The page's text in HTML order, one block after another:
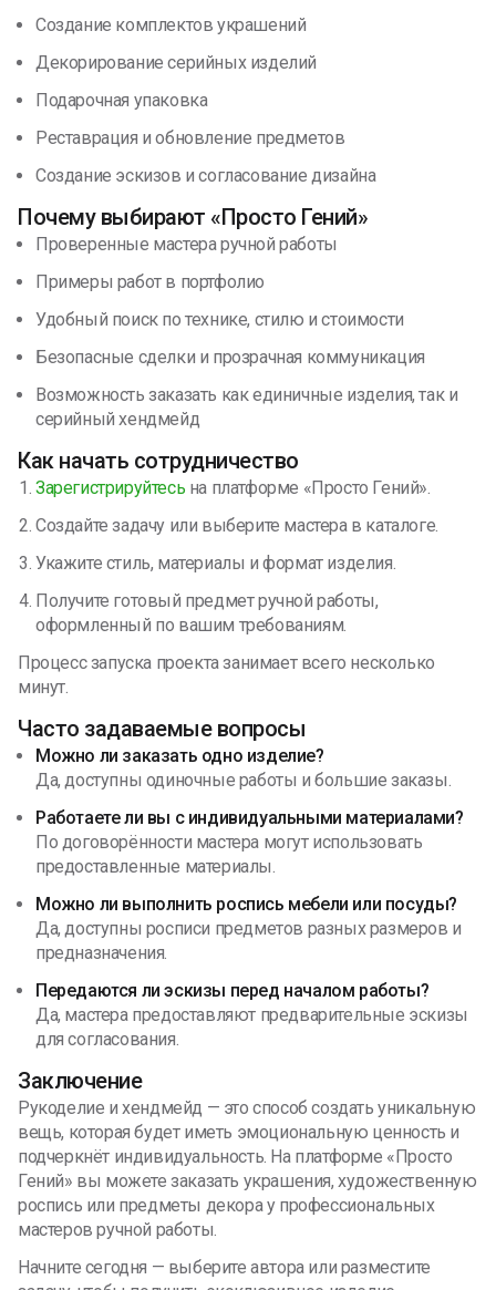
Создание комплектов украшений
Декорирование серийных изделий
Подарочная упаковка
Реставрация и обновление предметов
Создание эскизов и согласование дизайна
Почему выбирают «Просто Гений»
Проверенные мастера ручной работы
Примеры работ в портфолио
Удобный поиск по технике, стилю и стоимости
Безопасные сделки и прозрачная коммуникация
Возможность заказать как единичные изделия, так и
серийный хендмейд
Как начать сотрудничество
Зарегистрируйтесь на платформе «Просто Гений».
Создайте задачу или выберите мастера в каталоге.
Укажите стиль, материалы и формат изделия.
Получите готовый предмет ручной работы,
оформленный по вашим требованиям.
Процесс запуска проекта занимает всего несколько
минут.
Часто задаваемые вопросы
Можно ли заказать одно изделие?
Да, доступны одиночные работы и большие заказы.
Работаете ли вы с индивидуальными материалами?
По договорённости мастера могут использовать
предоставленные материалы.
Можно ли выполнить роспись мебели или посуды?
Да, доступны росписи предметов разных размеров и
предназначения.
Передаются ли эскизы перед началом работы?
Да, мастера предоставляют предварительные эскизы
для согласования.
Заключение
Рукоделие и хендмейд — это способ создать уникальную
вещь, которая будет иметь эмоциональную ценность и
подчеркнёт индивидуальность. На платформе «Просто
Гений» вы можете заказать украшения, художественную
роспись или предметы декора у профессиональных
мастеров ручной работы.
Начните сегодня — выберите автора или разместите